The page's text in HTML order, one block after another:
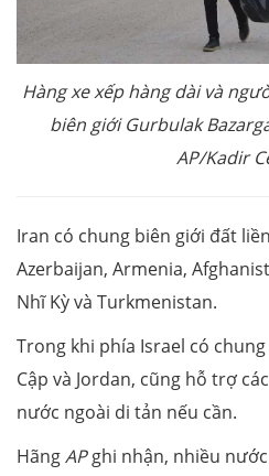
Hàng xe xếp hàng dài và
biên giới Gurbulak
AP/Kadir
Iran có chung biên giới đất
Azerbaijan, Armenia,
Nhĩ Kỳ và Turkmenistan.
Trong khi phía Israel có
Cập và Jordan, cũng hỗ trợ
nước ngoài di tản nếu cần.
HãngAPghi nhận, nhiều